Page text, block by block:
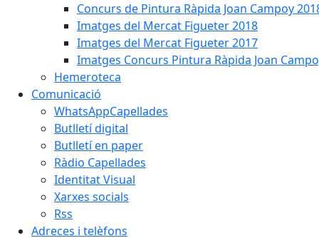
Concurs de Pintura Ràpida Joan Campoy
Imatges del Mercat Figueter 2018
Imatges del Mercat Figueter 2017
Imatges Concurs Pintura Ràpida Joan
Hemeroteca
Comunicació
WhatsAppCapellades
Butlletí digital
Butlletí en paper
Ràdio Capellades
Identitat Visual
Xarxes socials
Rss
Adreces i telèfons